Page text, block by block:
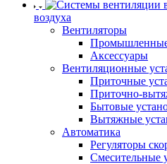
воздуха
Вентиляторы
Аксессуары
Вентиляционные
Приточные
Приточно-
Бытовые
Вытяжные
Автоматика
Регуляторы
Смесительные